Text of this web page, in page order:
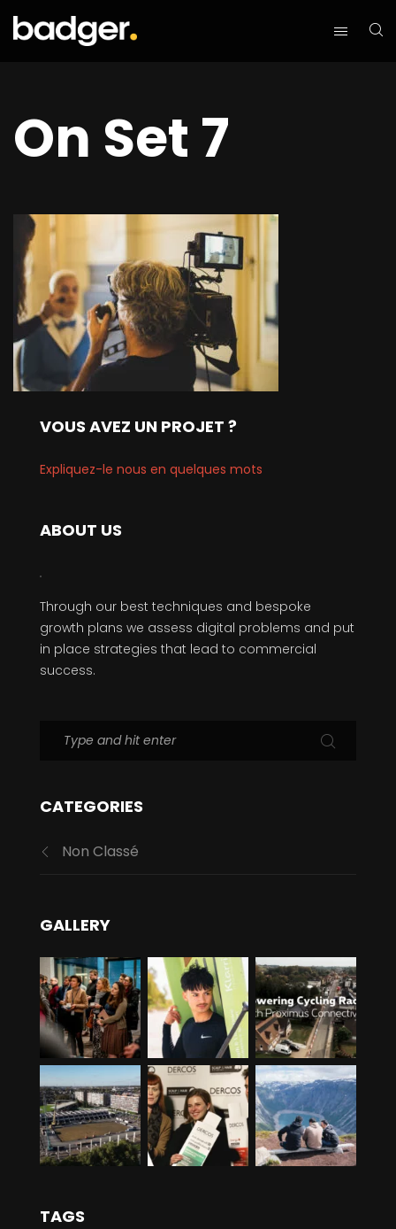
On Set 7
VOUS AVEZ UN PROJET ?
Expliquez-le nous en quelques mots
ABOUT US
Through our best techniques and bespoke
growth plans we assess digital problems and put
in place strategies that lead to commercial
success.
CATEGORIES
Non Classé
GALLERY
TAGS